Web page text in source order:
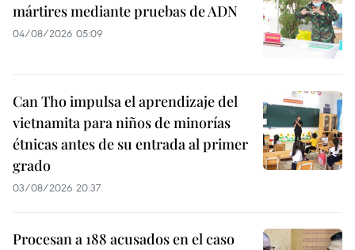
mártires mediante pruebas de ADN
04/08/2026 05:09
Can Tho impulsa el aprendizaje del
vietnamita para niños de minorías
étnicas antes de su entrada al primer
grado
03/08/2026 20:37
Procesan a 188 acusados en el caso